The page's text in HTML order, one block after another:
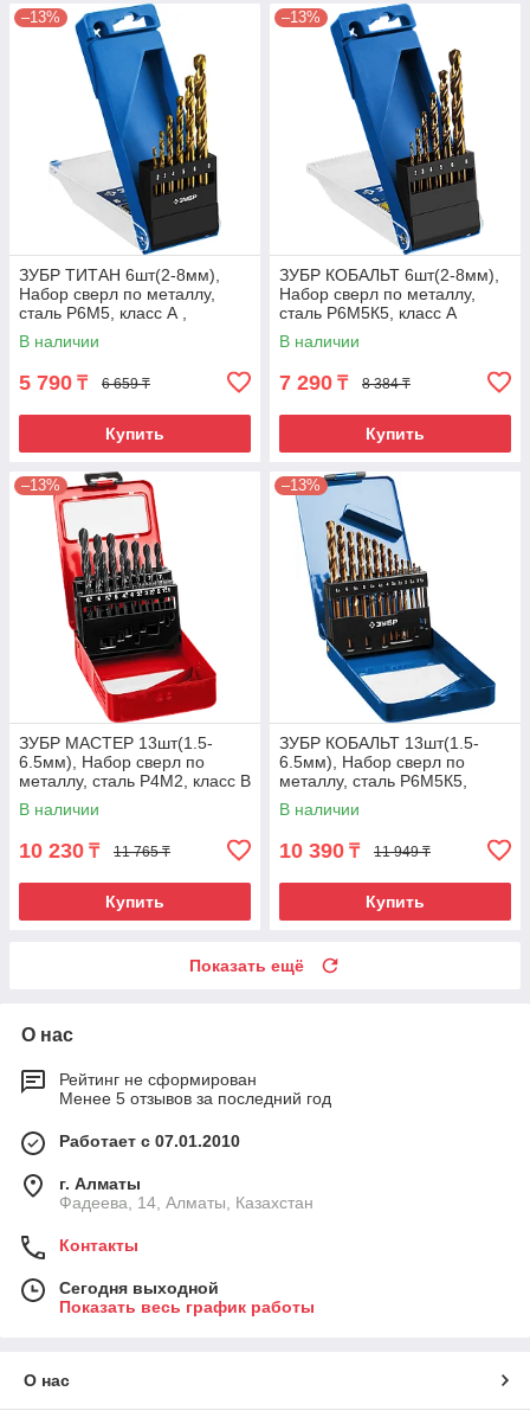
–13%
ЗУБР ТИТАН 6шт(2-8мм),
Набор сверл по металлу,
сталь Р6М5, класс А ,
титановое покрытие
В наличии
5 790 ₸ 6 659 ₸
Купить
–13%
ЗУБР КОБАЛЬТ 6шт(2-8мм),
Набор сверл по металлу,
сталь Р6М5К5, класс А
В наличии
7 290 ₸ 8 384 ₸
Купить
–13%
ЗУБР МАСТЕР 13шт(1.5-
6.5мм), Набор сверл по
металлу, сталь Р4М2, класс В
19, 19 1, 1.5, 2, 2.5, 3, 3.5, 4,
В наличии
10 230 ₸ 11 765 ₸
Купить
–13%
ЗУБР КОБАЛЬТ 13шт(1.5-
6.5мм), Набор сверл по
металлу, сталь Р6М5К5,
класс А, мет.бокс
В наличии
10 390 ₸ 11 949 ₸
Купить
Показать ещё
О нас
Рейтинг не сформирован
Менее 5 отзывов за последний год
Работает с 07.01.2010
г. Алматы
Фадеева, 14, Алматы, Казахстан
Контакты
Сегодня выходной
Показать весь график работы
О нас